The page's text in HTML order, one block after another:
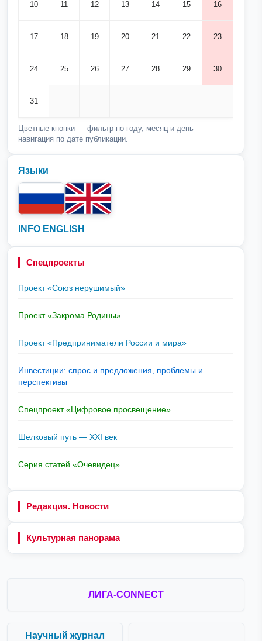
10 11 12 13 14 15 16
17 18 19 20 21 22 23
24 25 26 27 28 29 30
31
Цветные кнопки — фильтр по году, месяц и день —
навигация по дате публикации.
Языки
INFO ENGLISH
Спецпроекты
Проект «Союз нерушимый»
Проект «Закрома Родины»
Проект «Предприниматели России и мира»
Инвестиции: спрос и предложения, проблемы и
перспективы
Спецпроект «Цифровое просвещение»
Шелковый путь — XXI век
Серия статей «Очевидец»
Редакция. Новости
Культурная панорама
ЛИГА-CONNECT
Научный журнал